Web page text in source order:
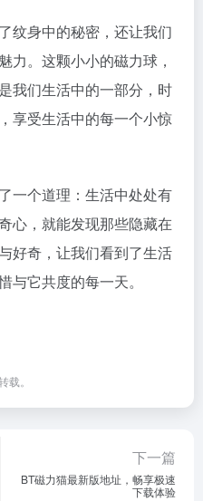
纹身中的秘密，还让我们
力。这颗小小的磁力球，
我们生活中的一部分，时
享受生活中的每一个小惊
一个道理：生活中处处有
心，就能发现那些隐藏在
好奇，让我们看到了生活
与它共度的每一天。
。
下一篇
BT磁力猫最新版地址，畅享极速
下载体验